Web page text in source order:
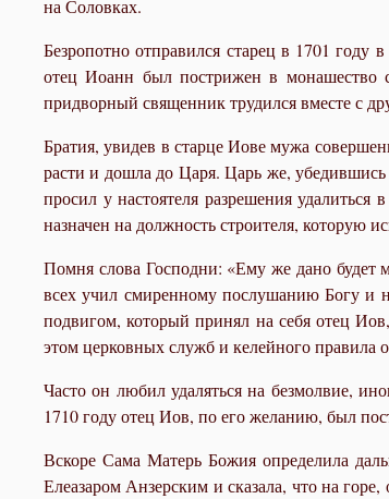
на Соловках.
Безропотно отправился старец в 1701
отец Иоанн был пострижен в монашество
придворный священник трудился вместе с
Братия, увидев в старце Иове мужа
расти и дошла до Царя. Царь же, убедившись
просил у настоятеля разрешения
назначен на должность строителя, которую
Помня слова Господни: «Ему же дано
всех учил смиренному послушанию Богу и
подвигом, который принял на себя отец
этом церковных служб и келейного правила
Часто он любил удаляться на безмолвие,
1710 году отец Иов, по его желанию, был
Вскоре Сама Матерь Божия определила
Елеазаром Анзерским и сказала, что на